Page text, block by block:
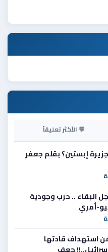
💬 الأكثر تعليقاً
إبستين؟ بقلم جعفر
البقاء .. حرب وجودية
أمري
استهداف قادتها